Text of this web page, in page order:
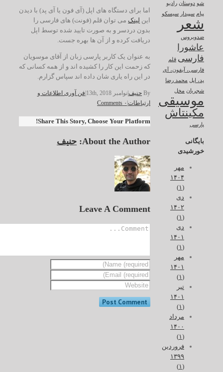
اما برای دستگاه های اپل (آی فون یا آی پد) با دیدن
لینکمی توان قلم (فونت) های فارسی را
بدون دردسر و به صورت تایید شده توسط اپل
دریافت کرده و از آن ها بهره جست.
به عنوان یک کاربر پارسی زبان از آقای موسویان
که زحمت این کار را کشیده اند و از همه کسانی که
در این راه یاری شان داده اند سپاس گزارم.
حنیف|نوامبر 13th, 2018 |فن آوری اطلاعات و
ارتباطات|۰ Comments
Share This Story, Choose Your Platform!
About the Author: حنیف
Leave A Comment
دوستان رادیو
سپیدار سیسکو
شعر
ضدویروس
عاشورا
فارسی قلم
فارسی، آیفون، آی
پد، اپل محمد رضا
شجریان مخل
موسیقی
مکینتاش
پارسی
بایگانی
خورشیدی
مهر
۱۴۰۴
دی
۱۴۰۲
دی
۱۴۰۱
مهر
۱۴۰۱
تیر
۱۴۰۱
مرداد
۱۴۰۰
فروردین
۱۳۹۹